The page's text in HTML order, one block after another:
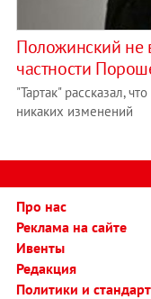
Положинский не
частности
"Тартак" рассказал,
никаких изменений
Про нас
Реклама на сайте
Ивенты
Редакция
Политики и